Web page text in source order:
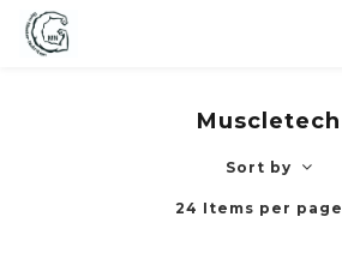
Muscletech
Sort by
24 Items per page